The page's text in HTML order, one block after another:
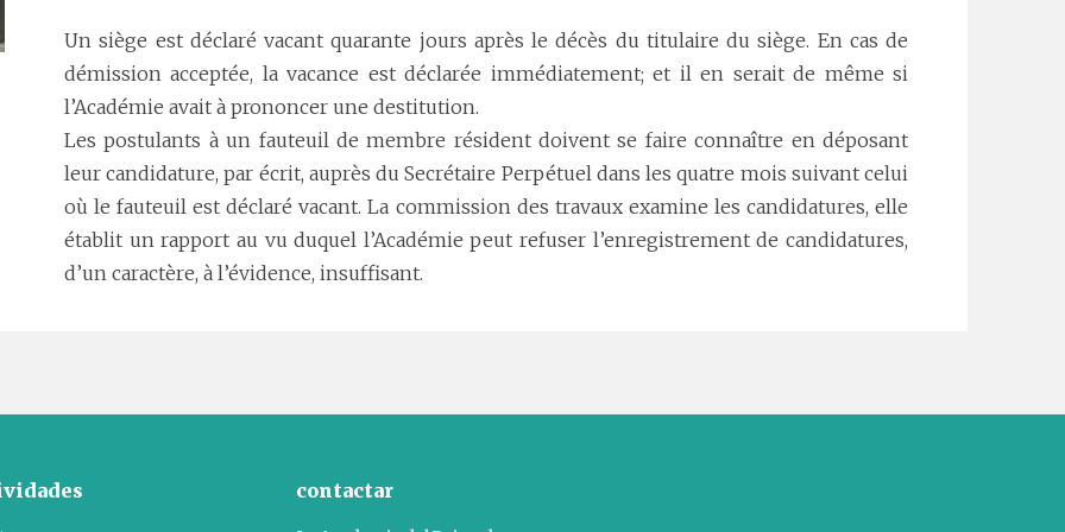
Un siège est déclaré vacant quarante jours après le décès du titulaire du siège. En cas de
démission acceptée, la vacance est déclarée immédiatement; et il en serait de même si
l’Académie avait à prononcer une destitution.
Les postulants à un fauteuil de membre résident doivent se faire connaître en déposant
leur candidature, par écrit, auprès du Secrétaire Perpétuel dans les quatre mois suivant celui
où le fauteuil est déclaré vacant. La commission des travaux examine les candidatures, elle
établit un rapport au vu duquel l’Académie peut refuser l’enregistrement de candidatures,
d’un caractère, à l’évidence, insuffisant.
contactar